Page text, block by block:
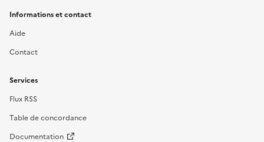
Informations et contact
Aide
Contact
Services
Flux RSS
Table de concordance
Documentation